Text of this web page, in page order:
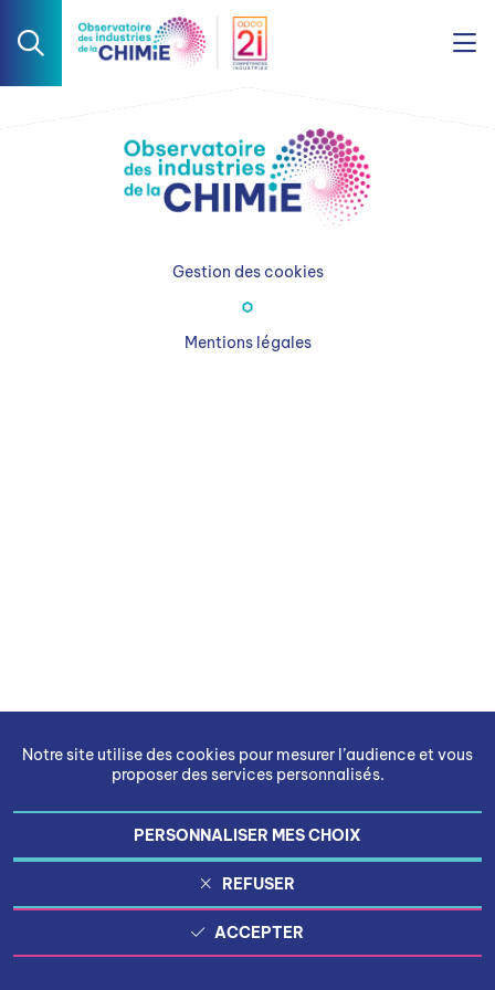
Notre site utilise des cookies pour mesurer l’audience et vous
proposer des services personnalisés.
PERSONNALISER MES CHOIX
REFUSER
ACCEPTER
Gestion des cookies
Mentions légales